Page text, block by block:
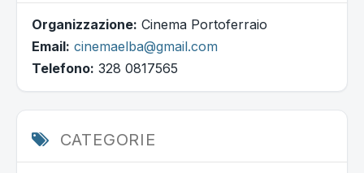
Organizzazione: Cinema Portoferraio
Email: cinemaelba@gmail.com
Telefono: 328 0817565
CATEGORIE